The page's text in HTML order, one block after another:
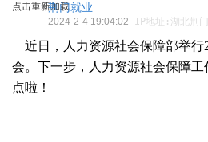
点击重新加载荆门就业
2024-2-4 19:04:02 IP地址:湖北荆门
近日，人力资源社会保障部举行
会。下一步，人力资源社会保障
点啦！